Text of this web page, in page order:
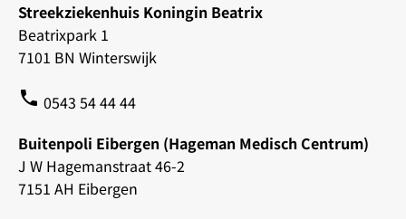
Streekziekenhuis Koningin Beatrix
Beatrixpark 1
7101 BN Winterswijk
phone 0543 54 44 44
Buitenpoli Eibergen (Hageman Medisch Centrum)
J W Hagemanstraat 46-2
7151 AH Eibergen